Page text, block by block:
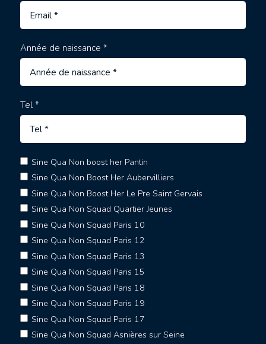
Année de naissance *
Tel *
Sine Qua Non boost her Pantin
Sine Qua Non Boost Her Aubervilliers
Sine Qua Non Boost Her Le Pre Saint Gervais
Sine Qua Non Squad Quartier Jeunes
Sine Qua Non Squad Paris 10
Sine Qua Non Squad Paris 12
Sine Qua Non Squad Paris 13
Sine Qua Non Squad Paris 15
Sine Qua Non Squad Paris 18
Sine Qua Non Squad Paris 19
Sine Qua Non Squad Paris 17
Sine Qua Non Squad Asnières sur Seine